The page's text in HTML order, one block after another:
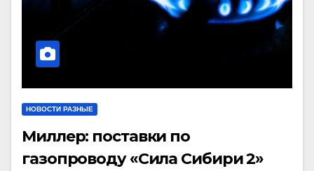
НОВОСТИ РАЗНЫЕ
Миллер: поставки по
газопроводу «Сила Сибири 2»